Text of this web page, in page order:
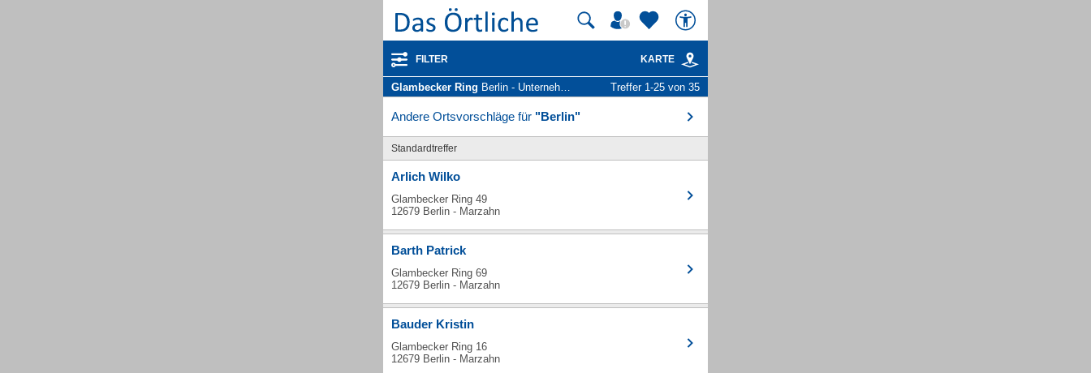
FILTER KARTE
Glambecker Ring Berlin - Unternehmen und Personen Treffer 1-25 von 35
Andere Ortsvorschläge für "Berlin"
Standardtreffer
Arlich Wilko
Glambecker Ring 49
12679 Berlin - Marzahn
Barth Patrick
Glambecker Ring 69
12679 Berlin - Marzahn
Bauder Kristin
Glambecker Ring 16
12679 Berlin - Marzahn